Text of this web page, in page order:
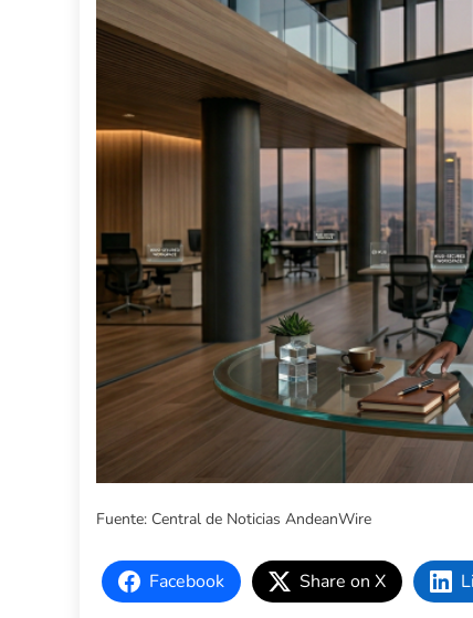
Fuente: Central de Noticias AndeanWire
Facebook Share on X